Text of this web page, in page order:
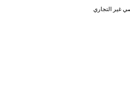
غير التجاري